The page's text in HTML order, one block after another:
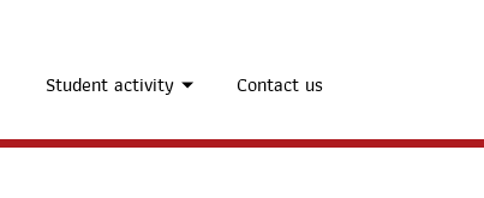
Student activity Contact us